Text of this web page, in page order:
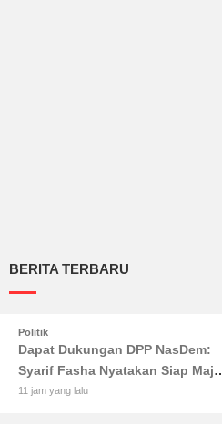
BERITA TERBARU
Politik
Dapat Dukungan DPP NasDem:
Syarif Fasha Nyatakan Siap Maju
di Pilgub Jambi
11 jam yang lalu